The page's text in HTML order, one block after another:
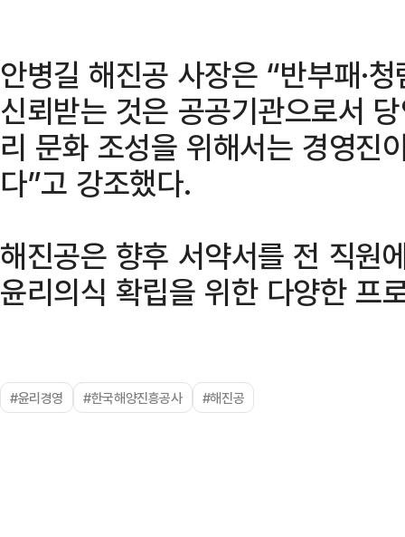
안병길 해진공 사장은 “반부패·
신뢰받는 것은 공공기관으로서
리 문화 조성을 위해서는 경영진
다”고 강조했다.
해진공은 향후 서약서를 전 직원
윤리의식 확립을 위한 다양한 프
#윤리경영 #한국해양진흥공사 #해진공